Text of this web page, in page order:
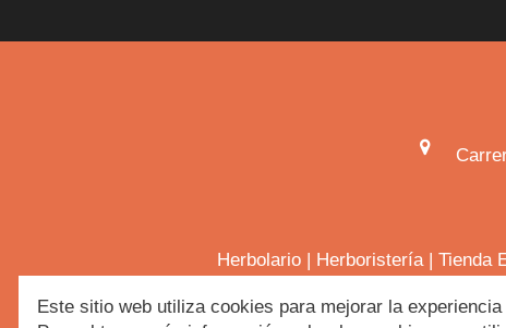
Herbolario Herboristería| Tienda
Este sitio web utiliza cookies para mejorar la